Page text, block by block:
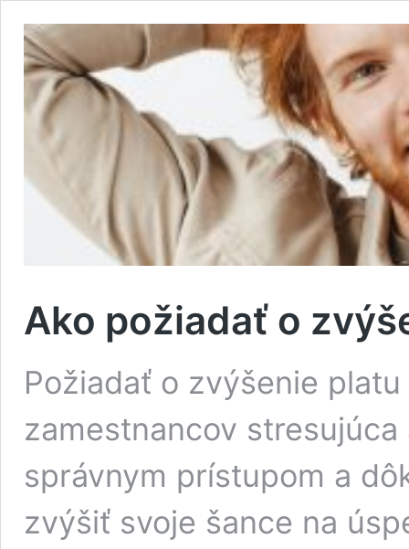
Ako požiadať o
Požiadať o zvýšenie
zamestnancov
správnym prístupom a
zvýšiť svoje šance na